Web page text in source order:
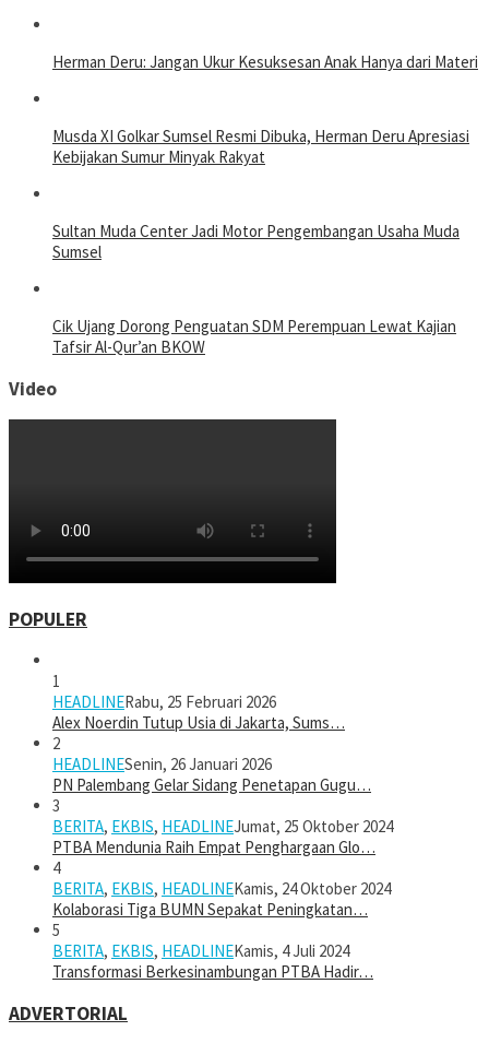
Herman Deru: Jangan Ukur Kesuksesan Anak Hanya dari Materi
Musda XI Golkar Sumsel Resmi Dibuka, Herman Deru Apresiasi
Kebijakan Sumur Minyak Rakyat
Sultan Muda Center Jadi Motor Pengembangan Usaha Muda
Sumsel
Cik Ujang Dorong Penguatan SDM Perempuan Lewat Kajian
Tafsir Al-Qur’an BKOW
Video
POPULER
1
HEADLINERabu, 25 Februari 2026
Alex Noerdin Tutup Usia di Jakarta, Sums…
2
HEADLINESenin, 26 Januari 2026
PN Palembang Gelar Sidang Penetapan Gugu…
3
BERITA, EKBIS, HEADLINEJumat, 25 Oktober 2024
PTBA Mendunia Raih Empat Penghargaan Glo…
4
BERITA, EKBIS, HEADLINEKamis, 24 Oktober 2024
Kolaborasi Tiga BUMN Sepakat Peningkatan…
5
BERITA, EKBIS, HEADLINEKamis, 4 Juli 2024
Transformasi Berkesinambungan PTBA Hadir…
ADVERTORIAL